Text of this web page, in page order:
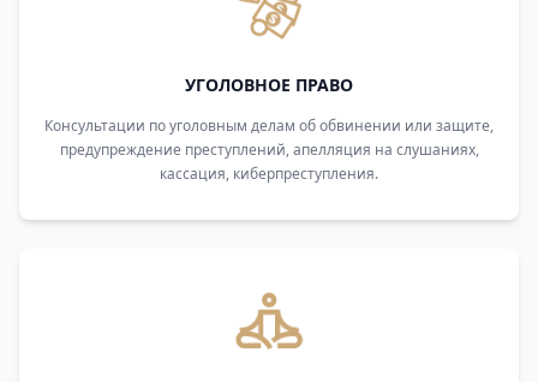
УГОЛОВНОЕ ПРАВО
Консультации по уголовным делам об обвинении или защите,
предупреждение преступлений, апелляция на слушаниях,
кассация, киберпреступления.